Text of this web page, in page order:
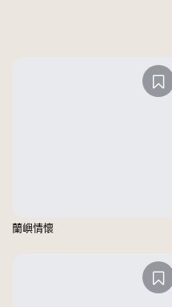
蘭嶼情懷